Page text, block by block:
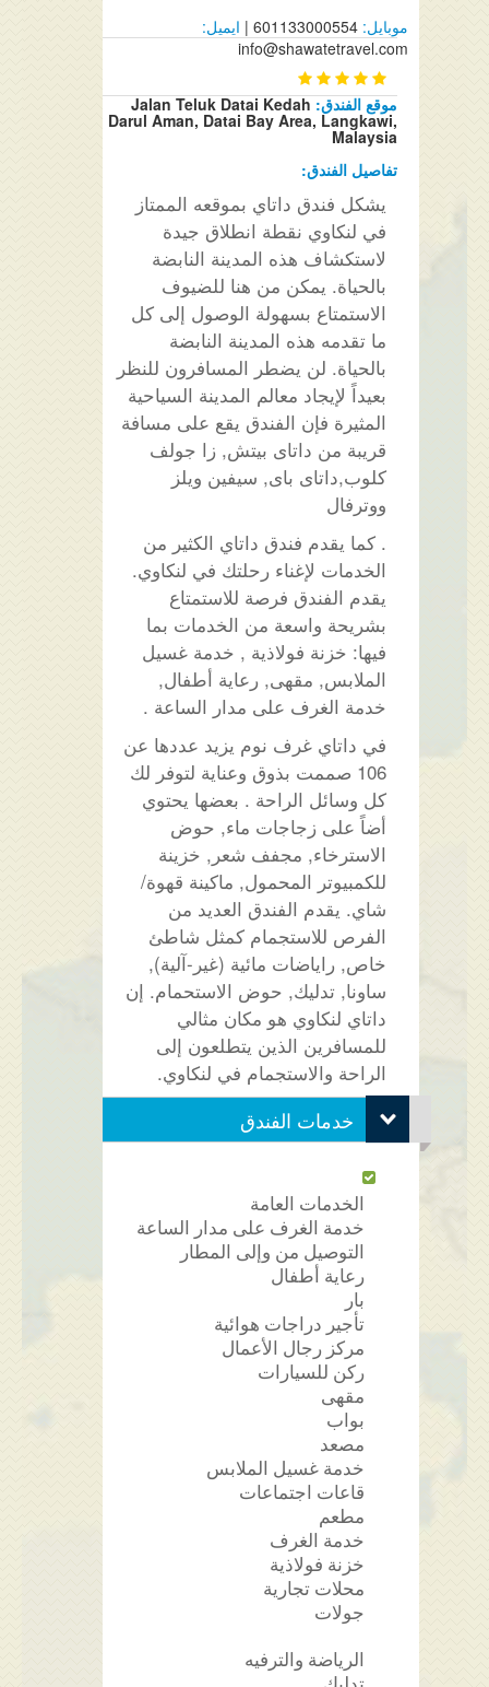
موبايل: 601133000554 |
ايميل:
info@shawatetravel.com
موقع الفندق:Jalan Teluk Datai Kedah
Darul Aman, Datai Bay Area, Langkawi,
Malaysia
تفاصيل الفندق:
يشكل فندق داتاي بموقعه الممتاز
في لنكاوي نقطة انطلاق جيدة
لاستكشاف هذه المدينة النابضة
بالحياة. يمكن من هنا للضيوف
الاستمتاع بسهولة الوصول إلى كل
ما تقدمه هذه المدينة النابضة
بالحياة. لن يضطر المسافرون للنظر
بعيداً لإيجاد معالم المدينة السياحية
المثيرة فإن الفندق يقع على مسافة
قريبة من داتاى بيتش, زا جولف
كلوب,داتاى باى, سيفين ويلز
ووترفال
. كما يقدم فندق داتاي الكثير من
الخدمات لإغناء رحلتك في لنكاوي.
يقدم الفندق فرصة للاستمتاع
بشريحة واسعة من الخدمات بما
فيها: خزنة فولاذية , خدمة غسيل
الملابس, مقهى, رعاية أطفال,
خدمة الغرف على مدار الساعة .
في داتاي غرف نوم يزيد عددها عن
106 صممت بذوق وعناية لتوفر لك
كل وسائل الراحة . بعضها يحتوي
أضاً على زجاجات ماء, حوض
الاسترخاء, مجفف شعر, خزينة
للكمبيوتر المحمول, ماكينة قهوة/
شاي. يقدم الفندق العديد من
الفرص للاستجمام كمثل شاطئ
خاص, راياضات مائية (غير-آلية),
ساونا, تدليك, حوض الاستحمام. إن
داتاي لنكاوي هو مكان مثالي
للمسافرين الذين يتطلعون إلى
الراحة والاستجمام في لنكاوي.
خدمات الفندق
الخدمات العامة
خدمة الغرف على مدار الساعة
التوصيل من وإلى المطار
رعاية أطفال
بار
تأجير دراجات هوائية
مركز رجال الأعمال
ركن للسيارات
مقهى
بواب
مصعد
خدمة غسيل الملابس
قاعات اجتماعات
مطعم
خدمة الغرف
خزنة فولاذية
محلات تجارية
جولات
الرياضة والترفيه